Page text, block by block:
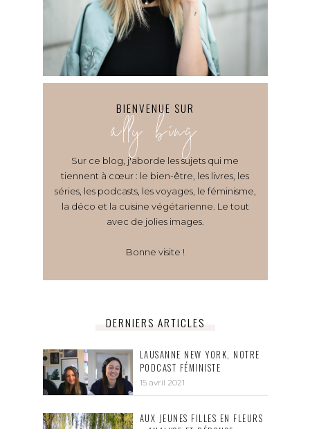
BIENVENUE SUR
ally bing
Sur ce blog, j'aborde les sujets qui me
tiennent à cœur : le bien-être, les livres, les
séries, les podcasts, les voyages, le féminisme,
la déco et la cuisine végétarienne. Le tout
avec de jolies images.
Bonne visite !
DERNIERS ARTICLES
LAUSANNE NEW YORK, NOTRE
PODCAST FÉMINISTE
15 avril 2021
AUX JEUNES FILLES EN FLEURS